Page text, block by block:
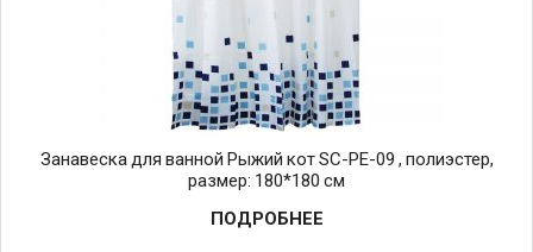
Занавеска для ванной Рыжий кот SC-PE-09 , полиэстер,
размер: 180*180 см
ПОДРОБНЕЕ